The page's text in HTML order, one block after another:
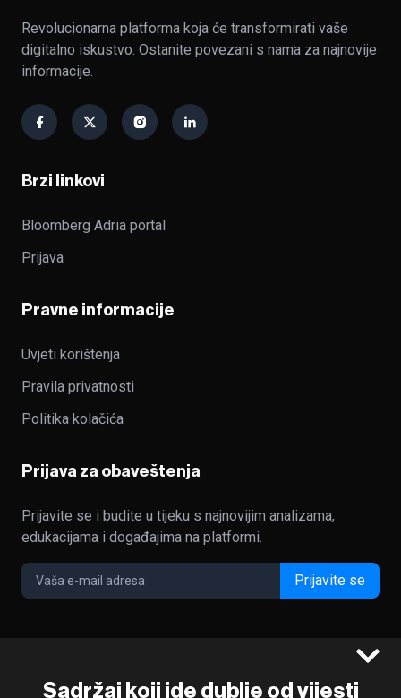
Sadržaj koji ide dublje od vijesti
Revolucionarna platforma koja će transformirati vaše
digitalno iskustvo. Ostanite povezani s nama za najnovije
informacije.
Brzi linkovi
Bloomberg Adria portal
Prijava
Pravne informacije
Uvjeti korištenja
Pravila privatnosti
Politika kolačića
Prijava za obaveštenja
Prijavite se i budite u tijeku s najnovijim analizama,
edukacijama i događajima na platformi.
Prijavite se
©2022 - 2026 Bloomberg L.P. All Rights Reserved. BLOOMBERG